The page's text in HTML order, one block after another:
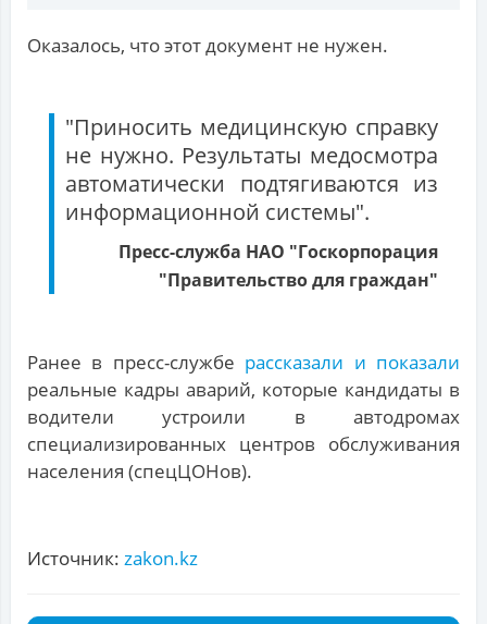
Оказалось, что этот документ не нужен.
"Приносить медицинскую справку
не нужно. Результаты медосмотра
автоматически подтягиваются из
информационной системы".
Пресс-служба НАО "Госкорпорация
"Правительство для граждан"
Ранее в пресс-службе рассказали и показали
реальные кадры аварий, которые кандидаты в
водители устроили в автодромах
специализированных центров обслуживания
населения (спецЦОНов).
Источник: zakon.kz